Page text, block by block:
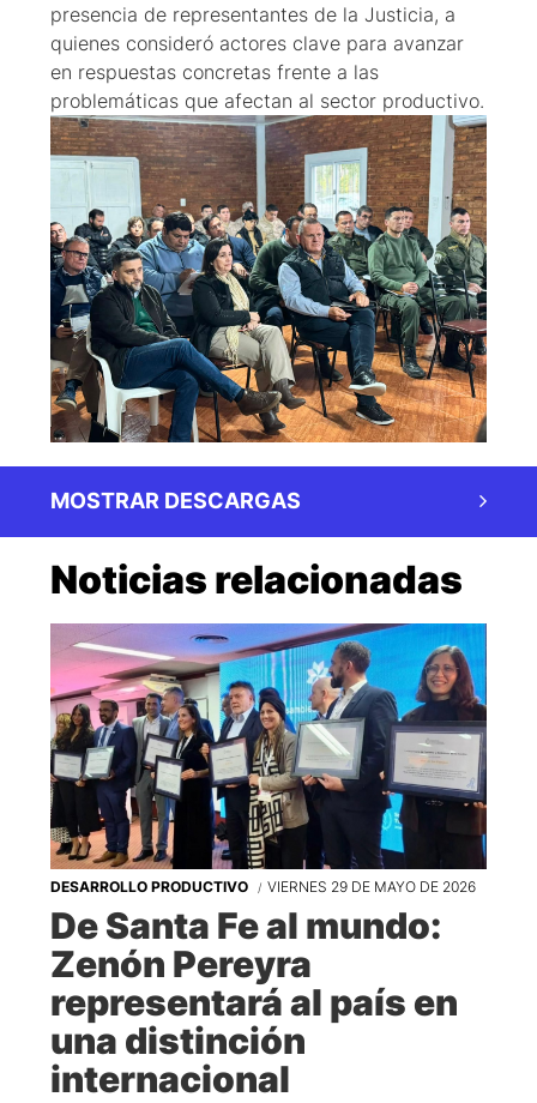
presencia de representantes de la Justicia, a
quienes consideró actores clave para avanzar
en respuestas concretas frente a las
problemáticas que afectan al sector productivo.
MOSTRAR DESCARGAS
Noticias relacionadas
DESARROLLO PRODUCTIVO VIERNES 29 DE MAYO DE 2026
De Santa Fe al mundo:
Zenón Pereyra
representará al país en
una distinción
internacional